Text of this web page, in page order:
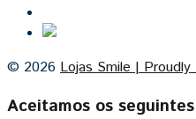
© 2026 Lojas Smile |
Aceitamos os